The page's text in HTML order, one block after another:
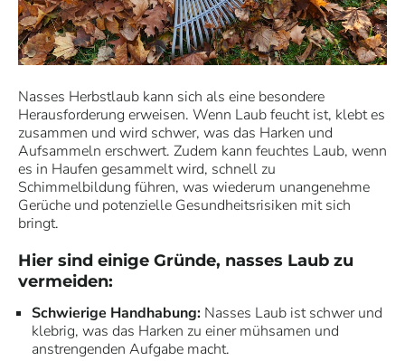
Nasses Herbstlaub kann sich als eine besondere
Herausforderung erweisen. Wenn Laub feucht ist, klebt es
zusammen und wird schwer, was das Harken und
Aufsammeln erschwert. Zudem kann feuchtes Laub, wenn
es in Haufen gesammelt wird, schnell zu
Schimmelbildung führen, was wiederum unangenehme
Gerüche und potenzielle Gesundheitsrisiken mit sich
bringt.
Hier sind einige Gründe, nasses Laub zu
vermeiden:
Schwierige Handhabung: Nasses Laub ist schwer und
klebrig, was das Harken zu einer mühsamen und
anstrengenden Aufgabe macht.